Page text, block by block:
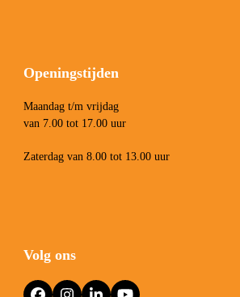
Openingstijden
Maandag t/m vrijdag
van 7.00 tot 17.00 uur
Zaterdag van 8.00 tot 13.00 uur
Volg ons